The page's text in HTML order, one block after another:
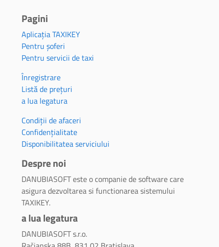
Pagini
Aplicația TAXIKEY
Pentru șoferi
Pentru servicii de taxi
Înregistrare
Listă de prețuri
a lua legatura
Condiții de afaceri
Confidențialitate
Disponibilitatea serviciului
Despre noi
DANUBIASOFT este o companie de software care
asigura dezvoltarea si functionarea sistemului
TAXIKEY.
a lua legatura
DANUBIASOFT s.r.o.